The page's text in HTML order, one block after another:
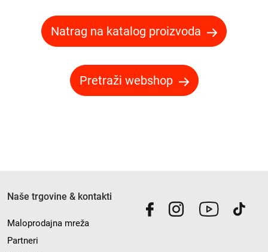
Natrag na katalog proizvoda
Pretraži webshop
Naše trgovine & kontakti
Maloprodajna mreža
Partneri